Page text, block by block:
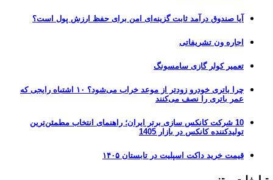
آیا صندوق درآمد ثابت گزینه‌ای امن برای حفظ ارزش پول است؟
اجاره ون تشریفاتی
تعمیر کولر گازی سامسونگ
چرا باتری خودرو زودتر از موعد خراب می‌شود؟ ۱۰ اشتباه رایجی که
عمر باتری را نصف می‌کنند
10 شرکت کانکس سازی برتر ایران؛ راهنمای انتخاب مطمئن‌ترین
تولیدکننده کانکس در بازار 1405
قیمت خرید داکت اسپلیت در تابستان ۱۴۰۵